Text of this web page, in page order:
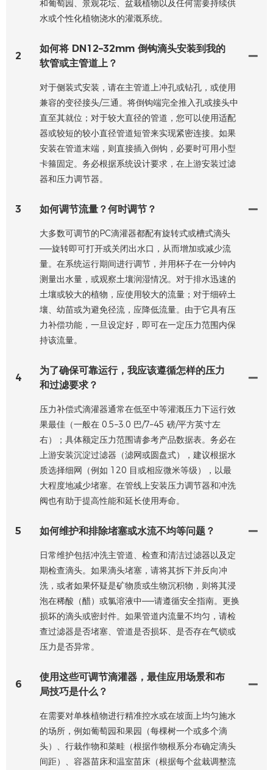
和葡萄园、景观花坛、盆栽植物以及任何需要持续供
水或个性化植物浇水的灌溉系统。
2
如何将 DN12–32mm 倒钩滴头安装到我的
软管或主管道上？
对于侧装式安装，请在主管道上冲孔或钻孔，或使用
兼容的变径接头/三通。将倒钩端完全推入孔或接头中
直至其就位；对于较大直径的管道，您可以使用适配
器或较短的较小直径管道短管来实现紧密连接。如果
安装在管道末端，则直接插入倒钩，必要时可用小型
卡箍固定。务必根据系统设计要求，在上游安装过滤
器和压力调节器。
3 如何调节流量？何时调节？
大多数可调节的P​​C滴灌器都配有旋转式或槽式滴头
——旋转即可打开或关闭出水口，从而增加或减少流
量。在系统运行期间进行调节，并用杯子在一分钟内
测量出水量，或观察土壤润湿情况。对于排水迅速的
土壤或较大的植物，应使用较大的流量；对于细碎土
壤、幼苗或为避免径流，应降低流量。由于它具有压
力补偿功能，一旦设定好，即可在一定压力范围内保
持该流量。
4
为了确保可靠运行，我应该遵循怎样的压力
和过滤要求？
压力补偿式滴灌器通常在低至中等灌溉压力下运行效
果最佳（一般在 0.5–3.0 巴/7–45 磅/平方英寸左
右）；具体额定压力范围请参考产品数据表。务必在
上游安装沉淀过滤器（滤网或圆盘式），建议根据水
质选择细网（例如 120 目或相应微米等级），以最
大程度地减少堵塞。在管线上安装压力调节器和冲洗
阀也有助于提高性能和延长使用寿命。
5 如何维护和排除堵塞或水流不均等问题？
日常维护包括冲洗主管道、检查和清洁过滤器以及定
期检查滴头。如果滴头堵塞，请将其拆下并反向冲
洗，或者如果怀疑是矿物质或生物沉积物，则将其浸
泡在稀酸（醋）或氯溶液中——请遵循安全指南。更换
损坏的滴头或密封件。如果管道内流量不均匀，请检
查过滤器是否堵塞、管道是否损坏、是否存在气锁或
压力是否异常。
6
使用这些可调节滴灌器，最佳应用场景和布
局技巧是什么？
在需要对单株植物进行精准控水或在坡面上均匀施水
的场所，例如葡萄园和果园（每棵树一个或多个滴
头）、行栽作物和菜畦（根据作物根系分布确定滴头
间距）、容器苗床和温室苗床（根据每个盆栽调整流